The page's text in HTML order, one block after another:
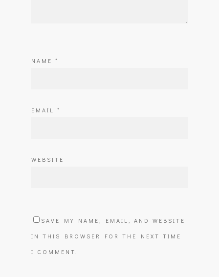
NAME *
EMAIL *
WEBSITE
SAVE MY NAME, EMAIL, AND WEBSITE
IN THIS BROWSER FOR THE NEXT TIME
I COMMENT.